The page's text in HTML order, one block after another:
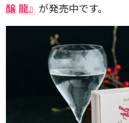
醸 龍』 が発売中です。